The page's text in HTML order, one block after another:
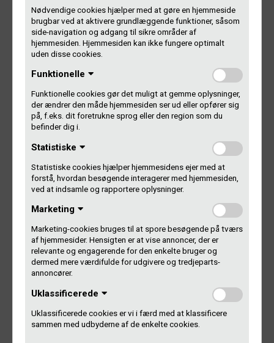
Nødvendige cookies hjælper med at gøre en hjemmeside
brugbar ved at aktivere grundlæggende funktioner, såsom
side-navigation og adgang til sikre områder af
hjemmesiden. Hjemmesiden kan ikke fungere optimalt
uden disse cookies.
Funktionelle
Funktionelle cookies gør det muligt at gemme oplysninger,
der ændrer den måde hjemmesiden ser ud eller opfører sig
på, f.eks. dit foretrukne sprog eller den region som du
befinder dig i.
Statistiske
Statistiske cookies hjælper hjemmesidens ejer med at
forstå, hvordan besøgende interagerer med hjemmesiden,
ved at indsamle og rapportere oplysninger.
Marketing
Marketing-cookies bruges til at spore besøgende på tværs
af hjemmesider. Hensigten er at vise annoncer, der er
relevante og engagerende for den enkelte bruger og
dermed mere værdifulde for udgivere og tredjeparts-
annoncører.
Uklassificerede
Uklassificerede cookies er vi i færd med at klassificere
sammen med udbyderne af de enkelte cookies.
Kernen i Royalties er en række lærings- og praksismoduler
fulgt op af individuel sparring med en erfaren mentor fra
branchen. Og så lover Royalties dig et fantastisk netværk
med professionelle i branchen og folk i samme situation
som dig.
Der er ansøgningsfrist den 15. juni.
Læs omtale på Gaffa.dk
Bag Royalties står Royal Beer og Volcano i samarbejde
med blandt andre Gramex og Vækstfabrikken Lydens Hus.
Indlægsnavigation
Forrige
artikel:
Dansk musik fortsat en milliard-
industri